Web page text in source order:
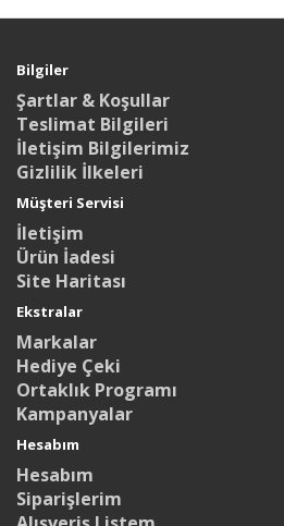
Bilgiler
Şartlar & Koşullar
Teslimat Bilgileri
İletişim Bilgilerimiz
Gizlilik İlkeleri
Müşteri Servisi
İletişim
Ürün İadesi
Site Haritası
Ekstralar
Markalar
Hediye Çeki
Ortaklık Programı
Kampanyalar
Hesabım
Hesabım
Siparişlerim